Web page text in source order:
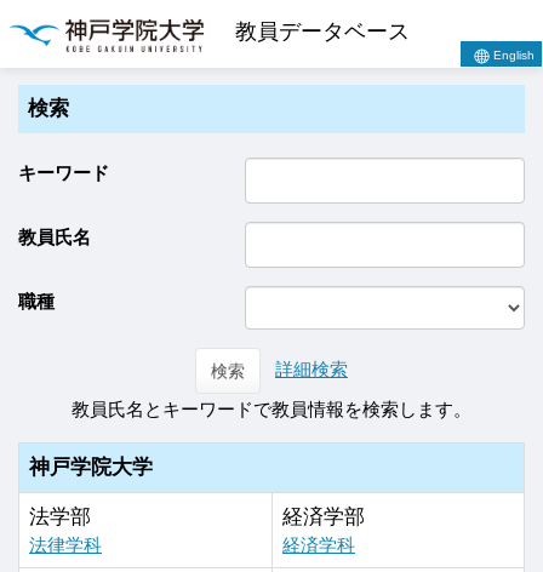
教員データベース
English
検索
キーワード
教員氏名
職種
検索
詳細検索
教員氏名とキーワードで教員情報を検索します。
神戸学院大学
法学部
法律学科
経済学部
経済学科